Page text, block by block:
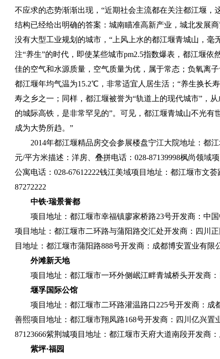
不应求的态势渐渐出现，“近期社会主流都在关注都江堰
结构已经给出明确的答案：城南瞄准高新产业，城北发展
没有大型工业规划的城市，“上风上水的都江堰青城山，
注“养生”的时代，即使某些城市pm2.5指数爆表，都江堰依
佳的空气和水源质量，空气质量为优，属于常态；负氧离
都江堰年均气温为15.2℃，非常适宜人居生活；“养生换长
寿之乡之一；同样，都江堰被誉为“轨道上的现代城市”，
的城际高铁，是非常罕见的”。可见，都江堰青城山不光
成为大势所趋。”
2014年都江堰精品房交会参展楼盘宁江大院地址：都
元/平方米描述：洋房、叠拼电话： 028-87139998枫尚领域
公寓电话： 028-67612222钱江美域项目地址：都江堰市文荟
87272222
中铁·瑞景誉都
项目地址：都江堰市幸福镇廖家桥路23号开发商：中
项目地址：都江堰市二环路与蒲阳路交汇处开发商：四川
目地址：都江堰市蒲阳路888号开发商：成都博安置业有限
外滩新天地
项目地址：都江堰市一环外侧岷江畔青城桥头开发商
堰孚国际公馆
项目地址：都江堰市二环路灌温路口225号开发商：成
善熙项目地址：都江堰市翔凤路168号开发商：四川亿兴置
87123666紫荆城项目地址：都江堰市天府大道南段开发商
紫坪·福园